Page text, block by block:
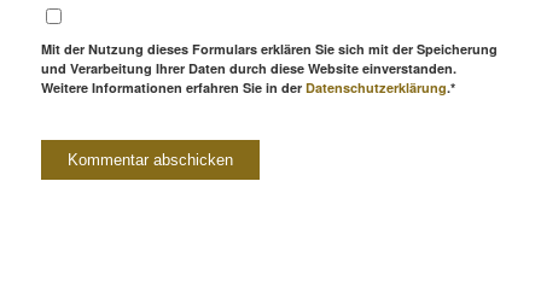
Mit der Nutzung dieses Formulars erklären Sie sich mit der Speicherung
und Verarbeitung Ihrer Daten durch diese Website einverstanden.
Weitere Informationen erfahren Sie in der Datenschutzerklärung.*